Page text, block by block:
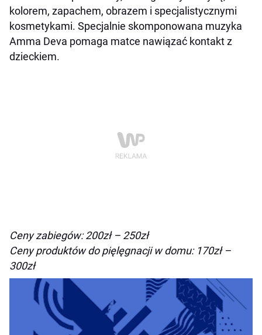
kolorem, zapachem, obrazem i specjalistycznymi
kosmetykami. Specjalnie skomponowana muzyka
Amma Deva pomaga matce nawiązać kontakt z
dzieckiem.
Ceny zabiegów: 200zł – 250zł
Ceny produktów do pięlęgnacji w domu: 170zł –
300zł